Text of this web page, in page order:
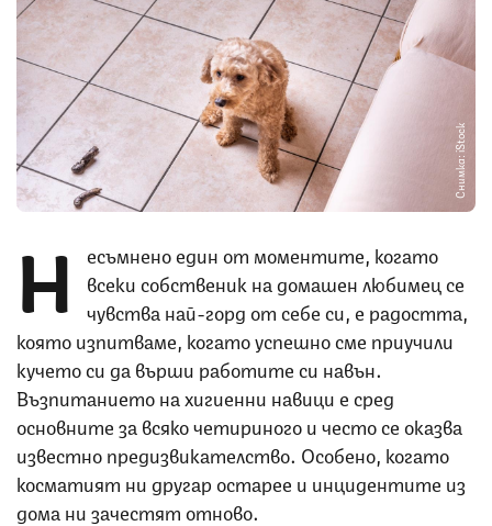
Снимка: iStock
Н
есъмнено един от моментите, когато
всеки собственик на домашен любимец се
чувства най-горд от себе си, е радостта,
която изпитваме, когато успешно сме приучили
кучето си да върши работите си навън.
Възпитанието на хигиенни навици е сред
основните за всяко четириного и често се оказва
известно предизвикателство. Особено, когато
косматият ни другар остарее и инцидентите из
дома ни зачестят отново.